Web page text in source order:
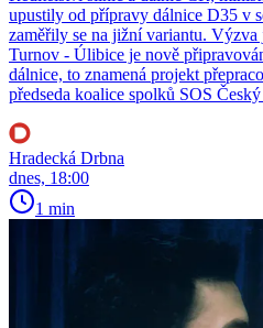
upustily od přípravy dálnice D35 v
zaměřily se na jižní variantu.
Turnov - Úlibice je nově
dálnice, to znamená projekt
předseda koalice spolků SOS
Hradecká Drbna
dnes, 18:00
1 min